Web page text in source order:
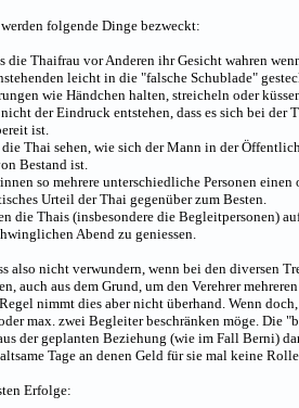
folgende Dinge bezweckt:
die Thaifrau vor Anderen ihr Gesicht wahren
leicht in die "falsche Schublade"
wie Händchen halten, streicheln oder
der Eindruck entstehen, dass es sich bei der
ist.
Thai sehen, wie sich der Mann in der
Bestand ist.
so mehrere unterschiedliche Personen
Urteil der Thai gegenüber zum Besten.
die Thais (insbesondere die Begleitpersonen)
Abend zu geniessen.
also nicht verwundern, wenn bei den diversen
auch aus dem Grund, um den Verehrer
nimmt dies aber nicht überhand. Wenn
max. zwei Begleiter beschränken möge. Die
der geplanten Beziehung (wie im Fall Berni)
Tage an denen Geld für sie mal keine
Erfolge: